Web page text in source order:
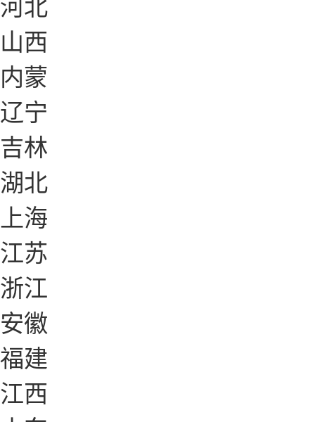
山西
内蒙
辽宁
吉林
湖北
上海
江苏
浙江
安徽
福建
江西